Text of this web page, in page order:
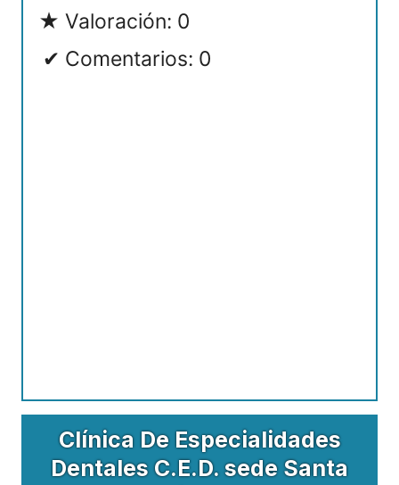
Valoración: 0
Comentarios: 0
Clínica De Especialidades
Dentales C.E.D. sede Santa